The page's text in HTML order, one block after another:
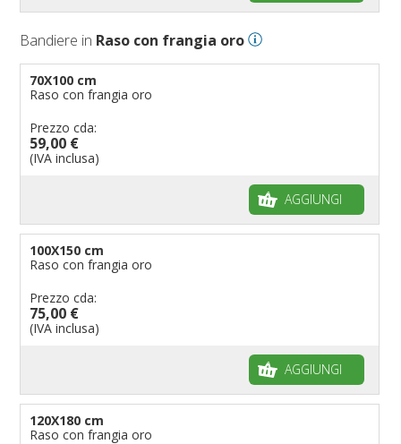
Bandiere per eventi religiosi
Bandiere per ambasciate
Bandiere per riserve naturali e parchi
Bandiere per musicisti
pennoni per bandiere
Bandiere in Raso con frangia oro
70X100 cm
Raso con frangia oro
Prezzo cda:
59,00 €
(IVA inclusa)
AGGIUNGI
100X150 cm
Raso con frangia oro
Prezzo cda:
75,00 €
(IVA inclusa)
AGGIUNGI
120X180 cm
Raso con frangia oro